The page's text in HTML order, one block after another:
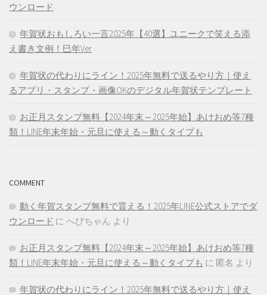
ウンロード
年賀状おもしろい一言2025年【40選】ユニークで笑える添
え書き文例！巳年Ver
年賀状の代わりにライン！2025年無料で送るやり方｜使え
るアプリ・スタンプ・画像OKのデジタル年賀状テンプレート
お正月スタンプ無料【2024年末～2025年始】あけおめ等7種
類！LINE年末年始・元旦に使える～動くタイプも
COMMENT
動く年賀スタンプ無料で貰える！2025年LINE公式ストアでダ
ウンロード に へびちゃん より
お正月スタンプ無料【2024年末～2025年始】あけおめ等7種
類！LINE年末年始・元旦に使える～動くタイプも に 匿名 より
年賀状の代わりにライン！2025年無料で送るやり方｜使え